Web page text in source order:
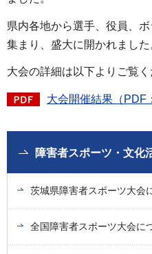
県内各地から選手、役員、
集まり、盛大に開かれました
大会の詳細は以下よりご覧く
大会開催結果（PDF
障害者スポーツ・文化
茨城県障害者スポーツ大会
全国障害者スポーツ大会に